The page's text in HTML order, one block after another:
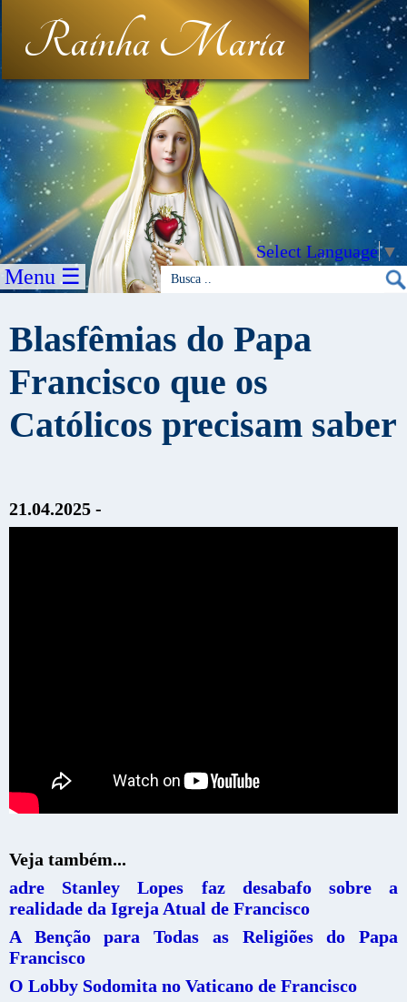
Rainha Maria
Select Language▼
Menu ☰
Blasfêmias do Papa
Francisco que os
Católicos precisam saber
21.04.2025 -
Veja também...
adre Stanley Lopes faz desabafo sobre a
realidade da Igreja Atual de Francisco
A Benção para Todas as Religiões do Papa
Francisco
O Lobby Sodomita no Vaticano de Francisco